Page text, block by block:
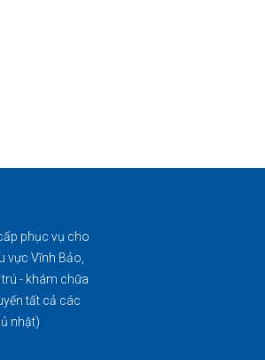
phục vụ cho
vực Vĩnh Bảo,
- khám chữa
tất cả các
nhật)